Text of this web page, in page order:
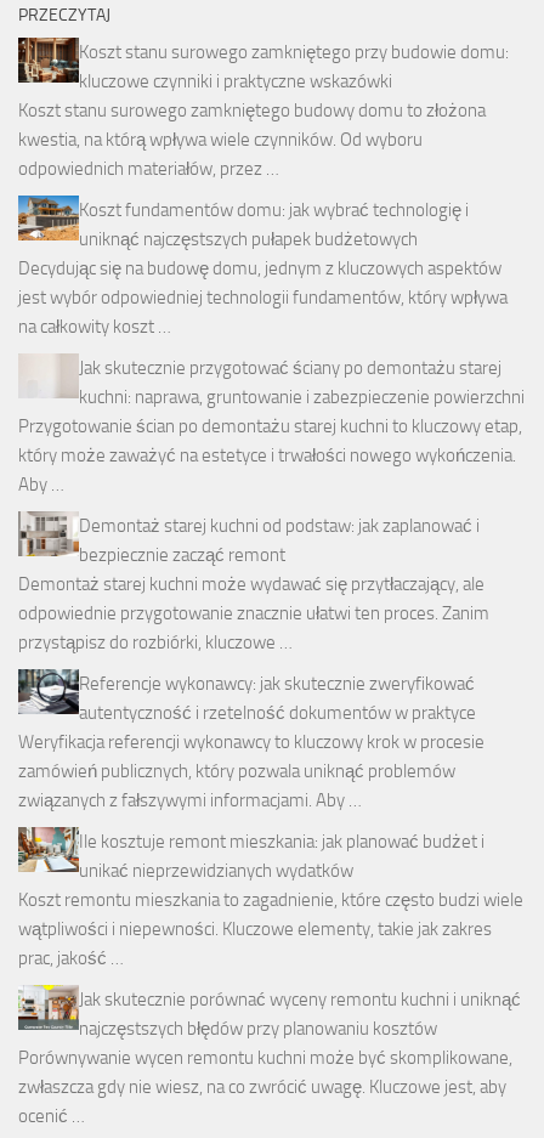
PRZECZYTAJ
Koszt stanu surowego zamkniętego przy budowie domu:
kluczowe czynniki i praktyczne wskazówki
Koszt stanu surowego zamkniętego budowy domu to złożona
kwestia, na którą wpływa wiele czynników. Od wyboru
odpowiednich materiałów, przez …
Koszt fundamentów domu: jak wybrać technologię i
uniknąć najczęstszych pułapek budżetowych
Decydując się na budowę domu, jednym z kluczowych aspektów
jest wybór odpowiedniej technologii fundamentów, który wpływa
na całkowity koszt …
Jak skutecznie przygotować ściany po demontażu starej
kuchni: naprawa, gruntowanie i zabezpieczenie powierzchni
Przygotowanie ścian po demontażu starej kuchni to kluczowy etap,
który może zaważyć na estetyce i trwałości nowego wykończenia.
Aby …
Demontaż starej kuchni od podstaw: jak zaplanować i
bezpiecznie zacząć remont
Demontaż starej kuchni może wydawać się przytłaczający, ale
odpowiednie przygotowanie znacznie ułatwi ten proces. Zanim
przystąpisz do rozbiórki, kluczowe …
Referencje wykonawcy: jak skutecznie zweryfikować
autentyczność i rzetelność dokumentów w praktyce
Weryfikacja referencji wykonawcy to kluczowy krok w procesie
zamówień publicznych, który pozwala uniknąć problemów
związanych z fałszywymi informacjami. Aby …
Ile kosztuje remont mieszkania: jak planować budżet i
unikać nieprzewidzianych wydatków
Koszt remontu mieszkania to zagadnienie, które często budzi wiele
wątpliwości i niepewności. Kluczowe elementy, takie jak zakres
prac, jakość …
Jak skutecznie porównać wyceny remontu kuchni i uniknąć
najczęstszych błędów przy planowaniu kosztów
Porównywanie wycen remontu kuchni może być skomplikowane,
zwłaszcza gdy nie wiesz, na co zwrócić uwagę. Kluczowe jest, aby
ocenić …